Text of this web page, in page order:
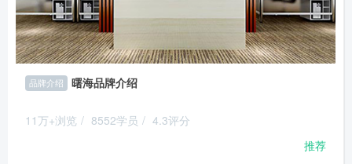
品牌介绍 曙海品牌介绍
11万+浏览 / 8552学员 / 4.3评分
推荐